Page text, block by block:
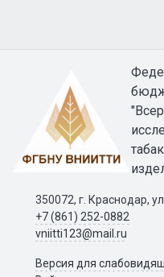
350072, г. Краснодар,
+7 (861) 252-0882
vniitti123@mail.ru
Версия для